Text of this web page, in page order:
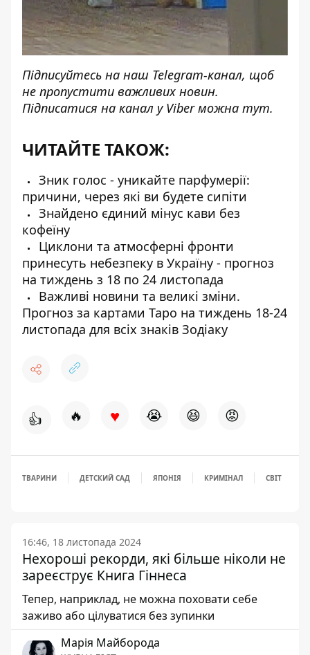
Підписуйтесь на наш Telegram-канал, щоб
не пропустити важливих новин.
Підписатися на канал у Viber можна тут.
ЧИТАЙТЕ ТАКОЖ:
Зник голос - уникайте парфумерії:
причини, через які ви будете сипіти
Знайдено єдиний мінус кави без
кофеїну
Циклони та атмосферні фронти
принесуть небезпеку в Україну - прогноз
на тиждень з 18 по 24 листопада
Важливі новини та великі зміни.
Прогноз за картами Таро на тиждень 18-24
листопада для всіх знаків Зодіаку
👍 🔥 ♥ 😭 😆 😡
ТВАРИНИ ДЕТСКИЙ САД ЯПОНІЯ КРИМІНАЛ СВІТ
16:46, 18 листопада 2024
Нехороші рекорди, які більше ніколи не
зареєструє Книга Гіннеса
Тепер, наприклад, не можна поховати себе
заживо або цілуватися без зупинки
Марія Майборода